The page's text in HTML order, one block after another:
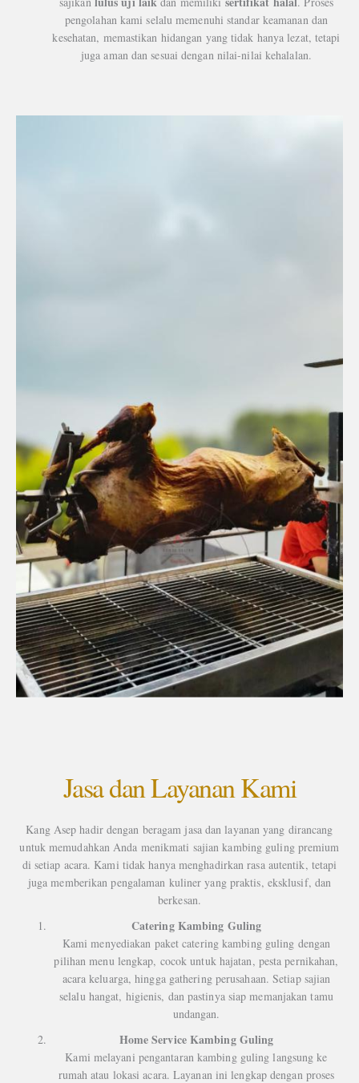
pengolahan kami selalu memenuhi standar keamanan dan
kesehatan, memastikan hidangan yang tidak hanya lezat, tetapi
juga aman dan sesuai dengan nilai-nilai kehalalan.
Jasa dan Layanan Kami
Kang Asep hadir dengan beragam jasa dan layanan yang dirancang
untuk memudahkan Anda menikmati sajian kambing guling premium
di setiap acara. Kami tidak hanya menghadirkan rasa autentik, tetapi
juga memberikan pengalaman kuliner yang praktis, eksklusif, dan
berkesan.
Catering Kambing Guling
Kami menyediakan paket catering kambing guling dengan
pilihan menu lengkap, cocok untuk hajatan, pesta pernikahan,
acara keluarga, hingga gathering perusahaan. Setiap sajian
selalu hangat, higienis, dan pastinya siap memanjakan tamu
undangan.
Home Service Kambing Guling
Kami melayani pengantaran kambing guling langsung ke
rumah atau lokasi acara. Layanan ini lengkap dengan proses